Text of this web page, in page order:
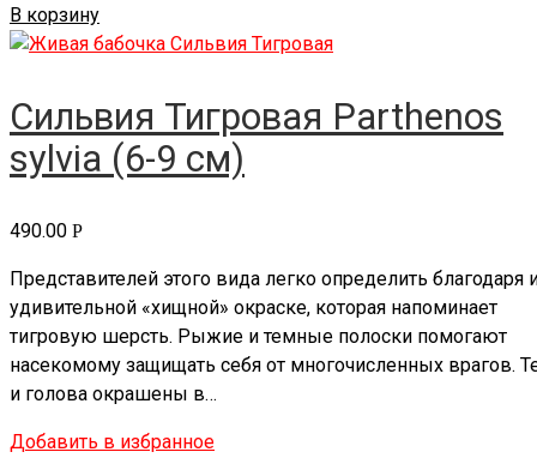
В корзину
Сильвия Тигровая Parthenos
sylvia (6-9 см)
490.00 Р
Представителей этого вида легко определить благодаря
удивительной «хищной» окраске, которая напоминает
тигровую шерсть. Рыжие и темные полоски помогают
насекомому защищать себя от многочисленных врагов.
и голова окрашены в…
Добавить в избранное